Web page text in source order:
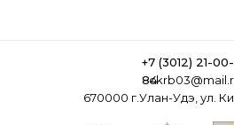
+7 (3012) 21-00-
84
670000 г.Улан-Удэ, ул.